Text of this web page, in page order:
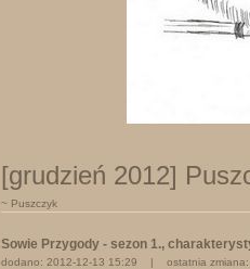
[grudzień 2012]
~ Puszczyk
Sowie Przygody - sezon 1.,
dodano: 2012-12-13 15:29 | ostatnia zmiana: